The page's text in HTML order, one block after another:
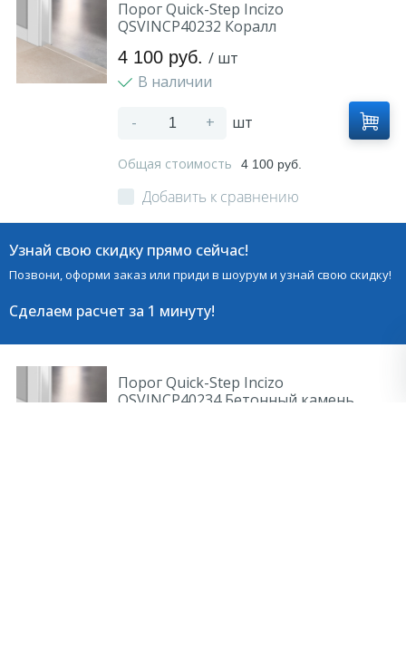
Порог Quick-Step Incizo
QSVINCP40232 Коралл
4 100 руб. / шт
В наличии
- + шт
Общая стоимость 4 100 руб.
Добавить к сравнению
Узнай свою скидку прямо сейчас!
Позвони, оформи заказ или приди в шоурум и узнай свою скидку!
Сделаем расчет за 1 минуту!
Порог Quick-Step Incizo
QSVINCP40234 Бетонный камень